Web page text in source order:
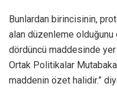
Bunlardan birincisinin,
alan düzenleme
dördüncü maddesinde yer
Ortak Politikalar
maddenin özet halidir.”